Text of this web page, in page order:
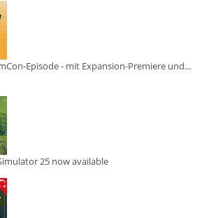
Episode - mit Expansion-Premiere und...
25 now available